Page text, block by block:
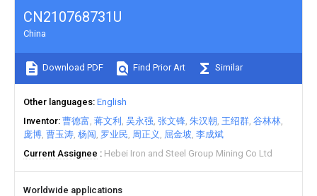
CN210768731U
China
Download PDF Find Prior Art Similar
Other languages English
Inventor 曹德富 蒋文利 吴永强 张文锋 朱汉朝 王绍群 谷林林
庞博 曹玉涛 杨闯 罗业民 周正义 屈金坡 李成斌
Current Assignee
Hebei Iron and Steel Group Mining Co Ltd
Worldwide applications